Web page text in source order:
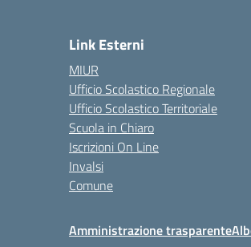
Link Esterni
MIUR
Ufficio Scolastico Regionale
Ufficio Scolastico Territoriale
Scuola in Chiaro
Iscrizioni On Line
Invalsi
Comune
Amministrazione trasparente